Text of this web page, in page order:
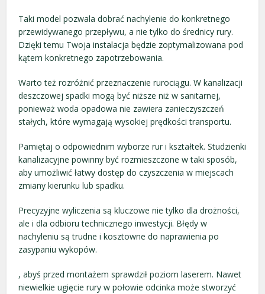
Taki model pozwala dobrać nachylenie do konkretnego
przewidywanego przepływu, a nie tylko do średnicy rury.
Dzięki temu Twoja instalacja będzie zoptymalizowana pod
kątem konkretnego zapotrzebowania.
Warto też rozróżnić przeznaczenie rurociągu. W kanalizacji
deszczowej spadki mogą być niższe niż w sanitarnej,
ponieważ woda opadowa nie zawiera zanieczyszczeń
stałych, które wymagają wysokiej prędkości transportu.
Pamiętaj o odpowiednim wyborze rur i kształtek. Studzienki
kanalizacyjne powinny być rozmieszczone w taki sposób,
aby umożliwić łatwy dostęp do czyszczenia w miejscach
zmiany kierunku lub spadku.
Precyzyjne wyliczenia są kluczowe nie tylko dla drożności,
ale i dla odbioru technicznego inwestycji. Błędy w
nachyleniu są trudne i kosztowne do naprawienia po
zasypaniu wykopów.
, abyś przed montażem sprawdził poziom laserem. Nawet
niewielkie ugięcie rury w połowie odcinka może stworzyć